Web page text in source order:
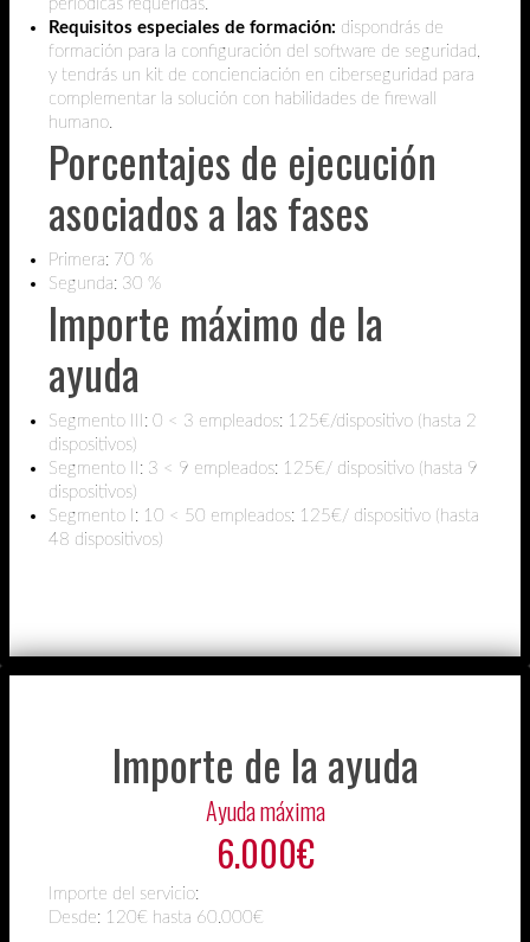
periódicas requeridas.
Requisitos especiales de formación: dispondrás de
formación para la configuración del software de seguridad,
y tendrás un kit de concienciación en ciberseguridad para
complementar la solución con habilidades de firewall
humano.
Porcentajes de ejecución
asociados a las fases
Primera: 70 %
Segunda: 30 %
Importe máximo de la
ayuda
Segmento III: 0 < 3 empleados: 125€/dispositivo (hasta 2
dispositivos)
Segmento II: 3 < 9 empleados: 125€/ dispositivo (hasta 9
dispositivos)
Segmento I: 10 < 50 empleados: 125€/ dispositivo (hasta
48 dispositivos)
Importe de la ayuda
Ayuda máxima
6.000€
Importe del servicio:
Desde: 120€ hasta 60.000€